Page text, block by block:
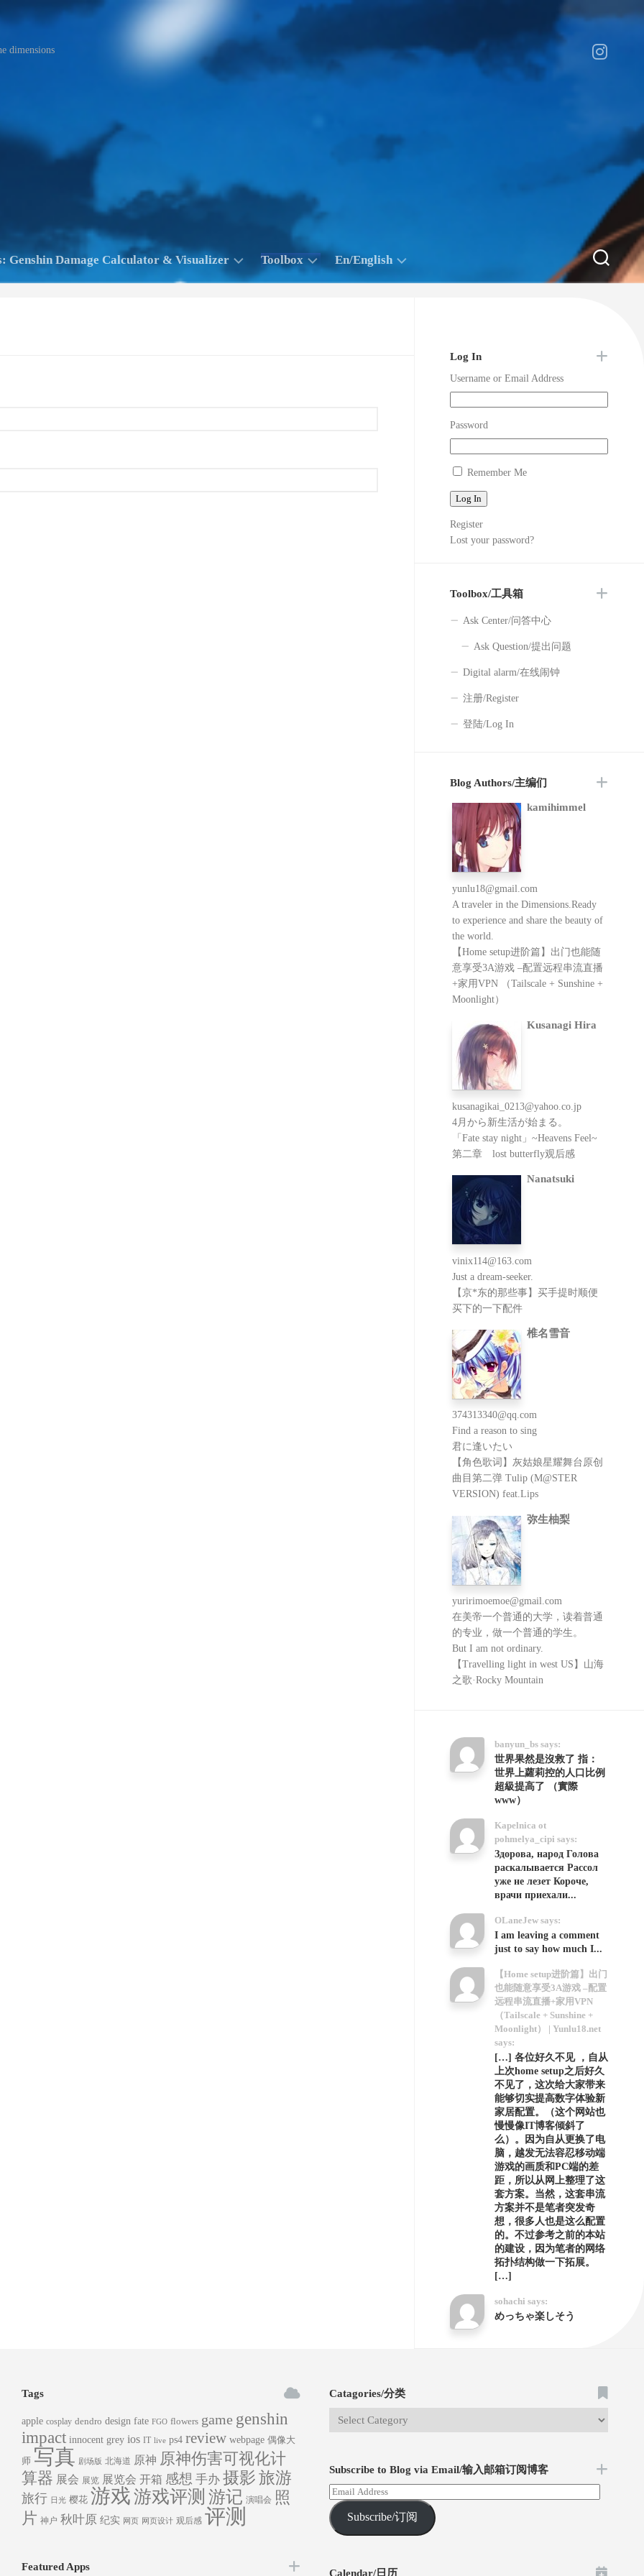
dimensions
Genshin Damage Calculator & Visualizer Toolbox En/English
Log In
Username or Email Address
Password
Remember Me
Log In
Register
Lost your password?
Toolbox/工具箱
Ask Center/问答中心
Ask Question/提出问题
Digital alarm/在线闹钟
注册/Register
登陆/Log In
Blog Authors/主编们
kamihimmel
yunlu18@gmail.com
A traveler in the Dimensions.Ready
to experience and share the beauty of
the world.
【Home setup进阶篇】出门也能随
意享受3A游戏 –配置远程串流直播
+家用VPN （Tailscale + Sunshine +
Moonlight）
Kusanagi Hira
kusanagikai_0213@yahoo.co.jp
4月から新生活が始まる。
「Fate stay night」~Heavens Feel~
第二章 lost butterfly观后感
Nanatsuki
vinix114@163.com
Just a dream-seeker.
【京*东的那些事】买手提时顺便
买下的一下配件
椎名雪音
374313340@qq.com
Find a reason to sing
君に逢いたい
【角色歌词】灰姑娘星耀舞台原创
曲目第二弹 Tulip (M@STER
VERSION) feat.Lips
弥生柚梨
yuririmoemoe@gmail.com
在美帝一个普通的大学，读着普通
的专业，做一个普通的学生。
But I am not ordinary.
【Travelling light in west US】山海
之歌·Rocky Mountain
banyun_bs says:
世界果然是沒救了 指：
世界上蘿莉控的人口比例
超級提高了 （實際
www）
Kapelnica ot
pohmelya_cipi says:
Здорова, народ Голова
раскалывается Рассол
уже не лезет Короче,
врачи приехали...
OLaneJew says:
I am leaving a comment
just to say how much I...
【Home setup进阶篇】出门
也能随意享受3A游戏 –配置
远程串流直播+家用VPN
（Tailscale + Sunshine +
Moonlight） | Yunlu18.net
says:
[…] 各位好久不见 ，自从
上次home setup之后好久
不见了，这次给大家带来
能够切实提高数字体验新
家居配置。（这个网站也
慢慢像IT博客倾斜了
么）。因为自从更换了电
脑，越发无法容忍移动端
游戏的画质和PC端的差
距，所以从网上整理了这
套方案。当然，这套串流
方案并不是笔者突发奇
想，很多人也是这么配置
的。不过参考之前的本站
的建设，因为笔者的网络
拓扑结构做一下拓展。
[…]
sohachi says:
めっちゃ楽しそう
Tags
apple cosplay dendro design fate FGO flowers game genshin
impact innocent grey ios IT live ps4 review webpage 偶像大
师 写真 剧场版 北海道 原神 原神伤害可视化计
算器 展会 展览 展览会 开箱 感想 手办 摄影 旅游
旅行 日光 樱花 游戏游戏评测 游记 演唱会 照
片 神户 秋叶原 纪实 网页 网页设计 观后感 评测
Featured Apps
Catagories/分类
Subscribe to Blog via Email/输入邮箱订阅博客
Subscribe/订阅
Calendar/日历